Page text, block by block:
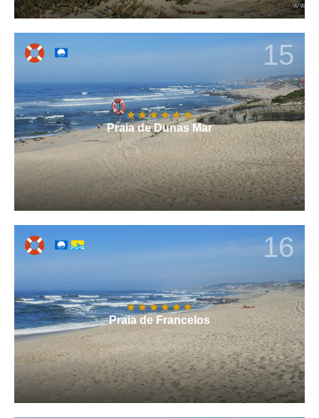
15
Praia de Dunas Mar
16
Praia de Francelos